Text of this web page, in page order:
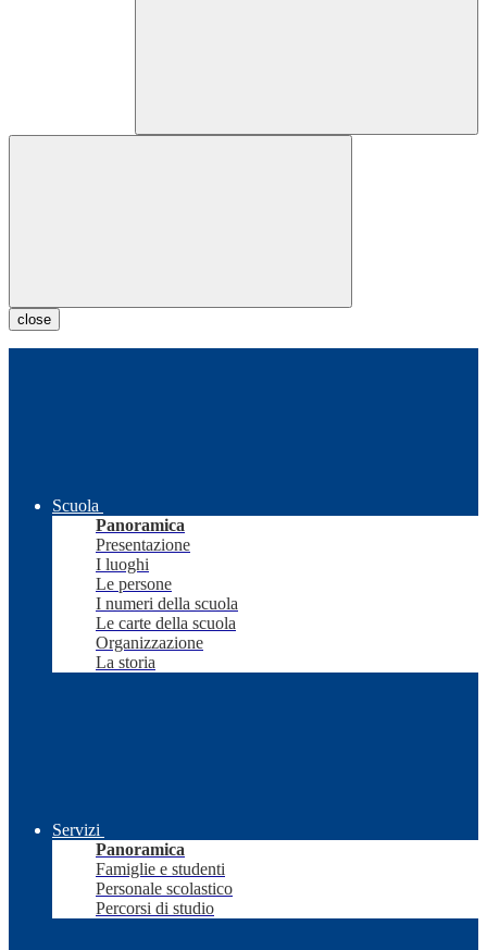
close
Scuola
Panoramica
Presentazione
I luoghi
Le persone
I numeri della scuola
Le carte della scuola
Organizzazione
La storia
Servizi
Panoramica
Famiglie e studenti
Personale scolastico
Percorsi di studio